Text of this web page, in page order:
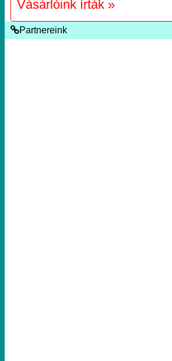
Vásárlóink írták »
Partnereink